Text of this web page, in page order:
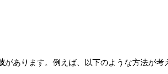
があります。例えば、以下のような方法が考